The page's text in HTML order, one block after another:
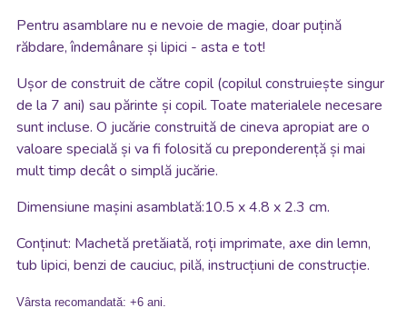
Pentru asamblare nu e nevoie de magie, doar puțină
răbdare, îndemânare și lipici - asta e tot!
Ușor de construit de către copil (copilul construiește singur
de la 7 ani) sau părinte și copil. Toate materialele necesare
sunt incluse. O jucărie construită de cineva apropiat are o
valoare specială și va fi folosită cu preponderență și mai
mult timp decât o simplă jucărie.
Dimensiune mașini asamblată:10.5 x 4.8 x 2.3 cm.
Conținut: Machetă pretăiată, roți imprimate, axe din lemn,
tub lipici, benzi de cauciuc, pilă, instrucțiuni de construcție.
Vârsta recomandată: +6 ani.